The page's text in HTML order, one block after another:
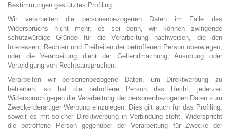
Bestimmungen gestütztes Profiling.
Wir verarbeiten die personenbezogenen Daten im Falle des
Widerspruchs nicht mehr, es sei denn, wir können zwingende
schutzwürdige Gründe für die Verarbeitung nachweisen, die den
Interessen, Rechten und Freiheiten der betroffenen Person überwiegen,
oder die Verarbeitung dient der Geltendmachung, Ausübung oder
Verteidigung von Rechtsansprüchen.
Verarbeiten wir personenbezogene Daten, um Direktwerbung zu
betreiben, so hat die betroffene Person das Recht, jederzeit
Widerspruch gegen die Verarbeitung der personenbezogenen Daten zum
Zwecke derartiger Werbung einzulegen. Dies gilt auch für das Profiling,
soweit es mit solcher Direktwerbung in Verbindung steht. Widerspricht
die betroffene Person gegenüber der Verarbeitung für Zwecke der